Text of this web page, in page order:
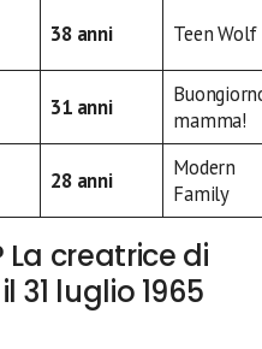
38 anni Teen Wolf
31 anni
mamma!
28 anni
Modern
Family
La creatrice di
31 luglio 1965